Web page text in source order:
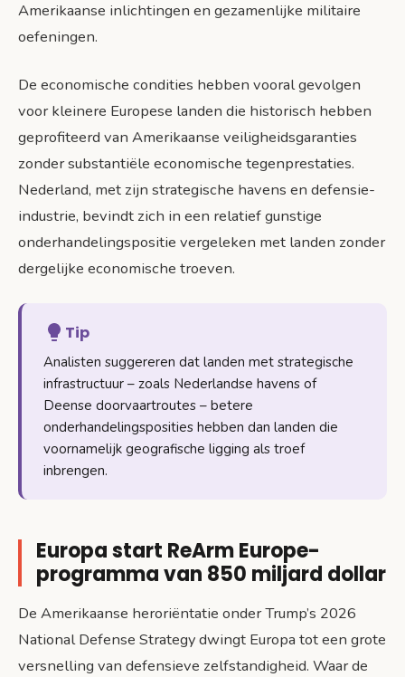
Amerikaanse inlichtingen en gezamenlijke militaire
oefeningen.
De economische condities hebben vooral gevolgen
voor kleinere Europese landen die historisch hebben
geprofiteerd van Amerikaanse veiligheidsgaranties
zonder substantiële economische tegenprestaties.
Nederland, met zijn strategische havens en defensie-
industrie, bevindt zich in een relatief gunstige
onderhandelingspositie vergeleken met landen zonder
dergelijke economische troeven.
Tip
Analisten suggereren dat landen met strategische
infrastructuur – zoals Nederlandse havens of
Deense doorvaartroutes – betere
onderhandelingsposities hebben dan landen die
voornamelijk geografische ligging als troef
inbrengen.
Europa start ReArm Europe-
programma van 850 miljard dollar
De Amerikaanse heroriëntatie onder Trump’s 2026
National Defense Strategy dwingt Europa tot een grote
versnelling van defensieve zelfstandigheid. Waar de